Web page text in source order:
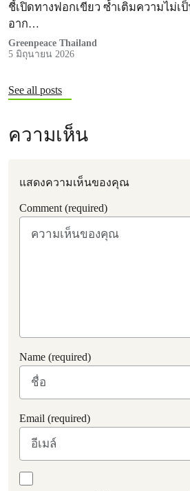
ชี้เปิดทางฟอกเขียว ซ้ำเติมความไม่เ
อาก…
Greenpeace Thailand
5 มิถุนายน 2026
See all posts
ความเห็น
แสดงความเห็นของคุณ
Comment (required)
Name (required)
Email (required)